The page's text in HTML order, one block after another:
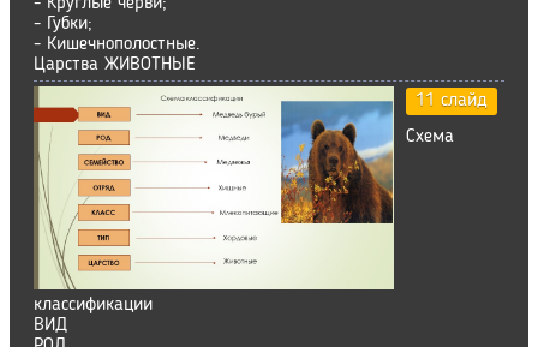
- Круглые черви;
- Губки;
- Кишечнополостные.
Царства ЖИВОТНЫЕ
11 слайд
Схема
классификации
ВИД